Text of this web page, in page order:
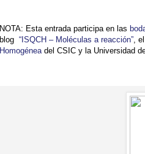
NOTA: Esta entrada participa en las
blog “ISQCH – Moléculas a reacción” ,
Homogénea del CSIC y la Universidad